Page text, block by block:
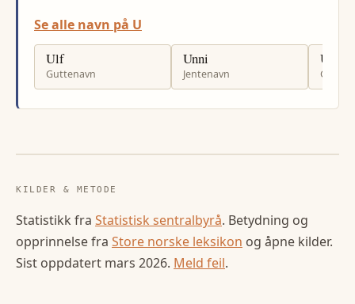
Se alle navn på U
Ulf
Guttenavn
Unni
Jentenavn
Ulrik
KILDER & METODE
Statistikk fra Statistisk sentralbyrå. Betydning og
opprinnelse fra Store norske leksikon og åpne kilder.
Sist oppdatert mars 2026. Meld feil.